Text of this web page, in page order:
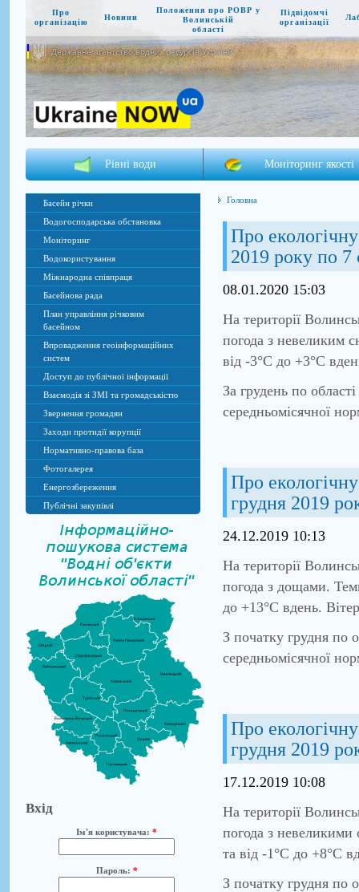
Про
організацію
Новини
Положення про РОВР у
Волинській
області
Підвідомчі
організації
Державне агентство водних ресурсів України
Рівні води Моніторинг якості
Басейн річки
Водогосподарська обстановка
Моніторинг
Водокористування
Міжнародна співпраця
Басейнова рада
План управління річковим
басейном
Впровадження геоінформаційних
систем
Доступ до публічної інформації
Взаємодія зі ЗМІ та громадськістю
Звернення громадян
Заходи протидії корупції
Нормативно-правова база
Фотогалерея
Енергозбереження
Публічні закупівлі
Вхід
Ім'я користувача: *
Пароль: *
Головна
Про
2019 року по 7
08.01.2020 15:03
На території
погода з невеликим
від -3°С до +3°С
За грудень по
середньомісячної
Про
грудня 2019
24.12.2019 10:13
На території
погода з дощами.
до +13°С вдень.
З початку грудня по
середньомісячної
Про
грудня 2019
17.12.2019 10:08
На території
погода з невеликими
та від -1°С до +8°С
З початку грудня по